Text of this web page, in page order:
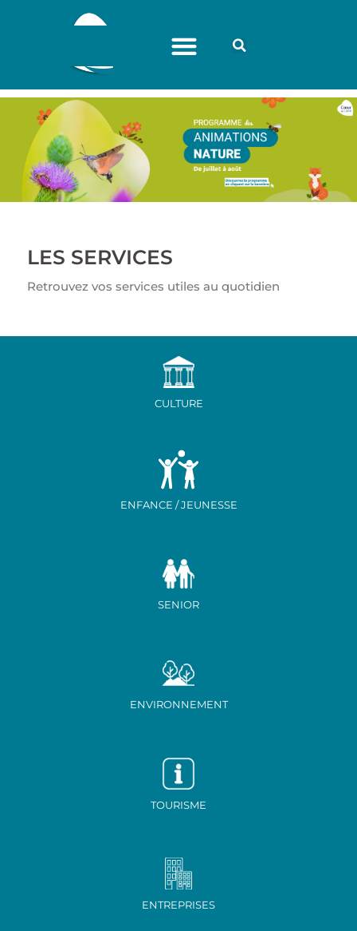
LES SERVICES
Retrouvez vos services utiles au quotidien
CULTURE
ENFANCE / JEUNESSE
SENIOR
ENVIRONNEMENT
TOURISME
ENTREPRISES